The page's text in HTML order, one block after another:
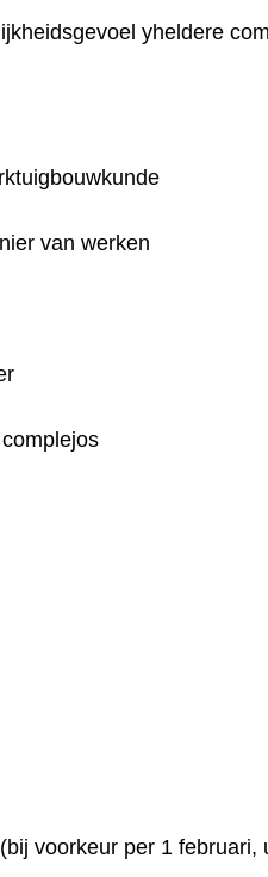
yheldere
van werken
voorkeur per 1 februari,